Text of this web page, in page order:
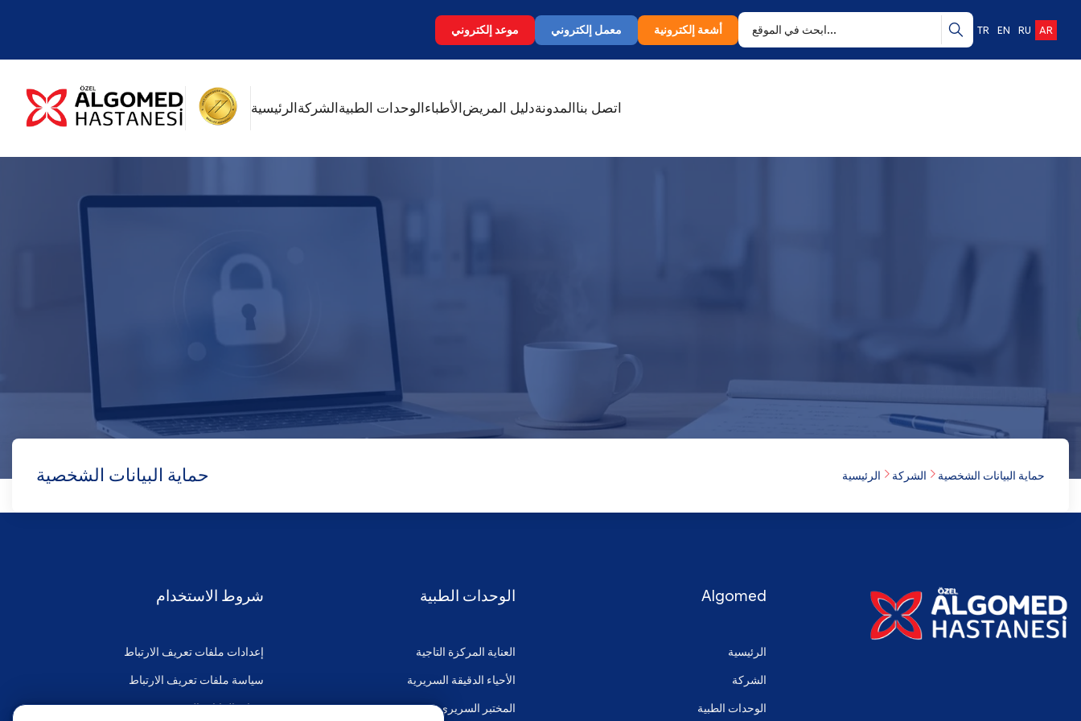
موعد إلكتروني معمل إلكتروني أشعة إلكترونية TR EN RU AR
الرئيسية الشركة الوحدات الطبية الأطباء دليل المريضالمدونة اتصل بنا
حماية البيانات الشخصية الرئيسية الشركة حماية البيانات الشخصية
Algomed
الرئيسية
الشركة
الوحدات الطبية
الوحدات الطبية
العناية المركزة التاجية
الأحياء الدقيقة السريرية
المختبر السريري
شروط الاستخدام
إعدادات ملفات تعريف الارتباط
سياسة ملفات تعريف الارتباط
حماية البيانات الشخصية